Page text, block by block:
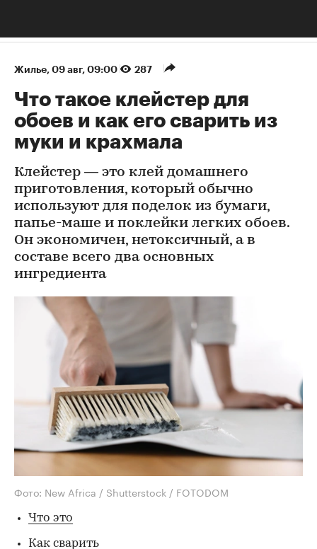
Жилье 09 авг, 09:00 287
Что такое клейстер для
обоев и как его сварить из
муки и крахмала
Клейстер — это клей домашнего
приготовления, который обычно
используют для поделок из бумаги,
папье-маше и поклейки легких обоев.
Он экономичен, нетоксичный, а в
составе всего два основных
ингредиента
Фото: New Africa / Shutterstock / FOTODOM
Что это
Как сварить